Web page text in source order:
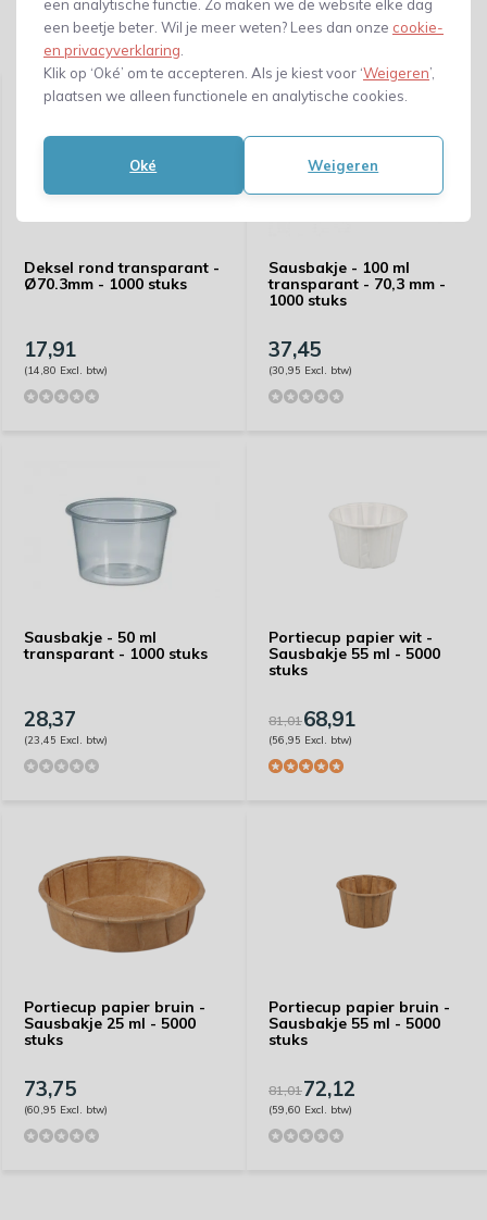
een analytische functie. Zo maken we de website elke dag
een beetje beter. Wil je meer weten? Lees dan onze cookie-
en privacyverklaring
Klik op ‘Oké’ om te accepteren. Als je kiest voor ‘Weigeren’,
plaatsen we alleen functionele en analytische cookies.
Oké Weigeren
Gerelateerde producten
Deksel rond transparant -
Ø70.3mm - 1000 stuks
17,91
(14,80 Excl. btw)
Sausbakje - 100 ml
transparant - 70,3 mm -
1000 stuks
37,45
(30,95 Excl. btw)
Sausbakje - 50 ml
transparant - 1000 stuks
28,37
(23,45 Excl. btw)
Portiecup papier wit -
Sausbakje 55 ml - 5000
stuks
81,0168,91
(56,95 Excl. btw)
Portiecup papier bruin -
Sausbakje 25 ml - 5000
stuks
73,75
(60,95 Excl. btw)
Portiecup papier bruin -
Sausbakje 55 ml - 5000
stuks
81,0172,12
(59,60 Excl. btw)